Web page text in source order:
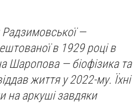
Радзимовської —
в 1929 році в
Шаропова — біофізика та
життя у 2022-му. Їхні
на аркуші завдяки